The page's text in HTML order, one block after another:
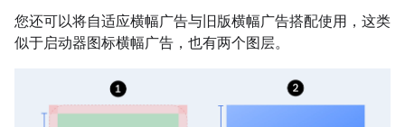
您还可以将自适应横幅广告与旧版横幅广告搭配使用，这类
似于启动器图标横幅广告，也有两个图层。